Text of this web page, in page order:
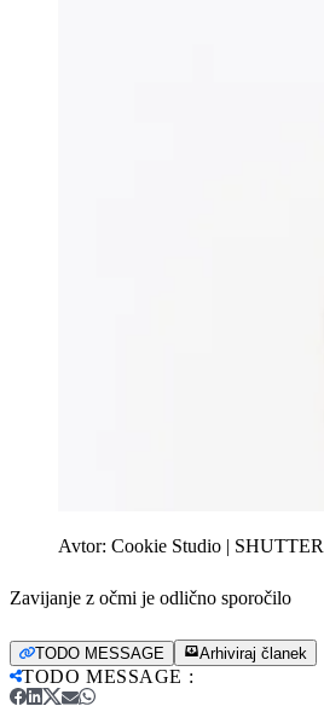
Avtor: Cookie Studio |
Zavijanje z očmi je odlično sporočilo
TODO MESSAGE Arhiviraj članek
TODO MESSAGE :